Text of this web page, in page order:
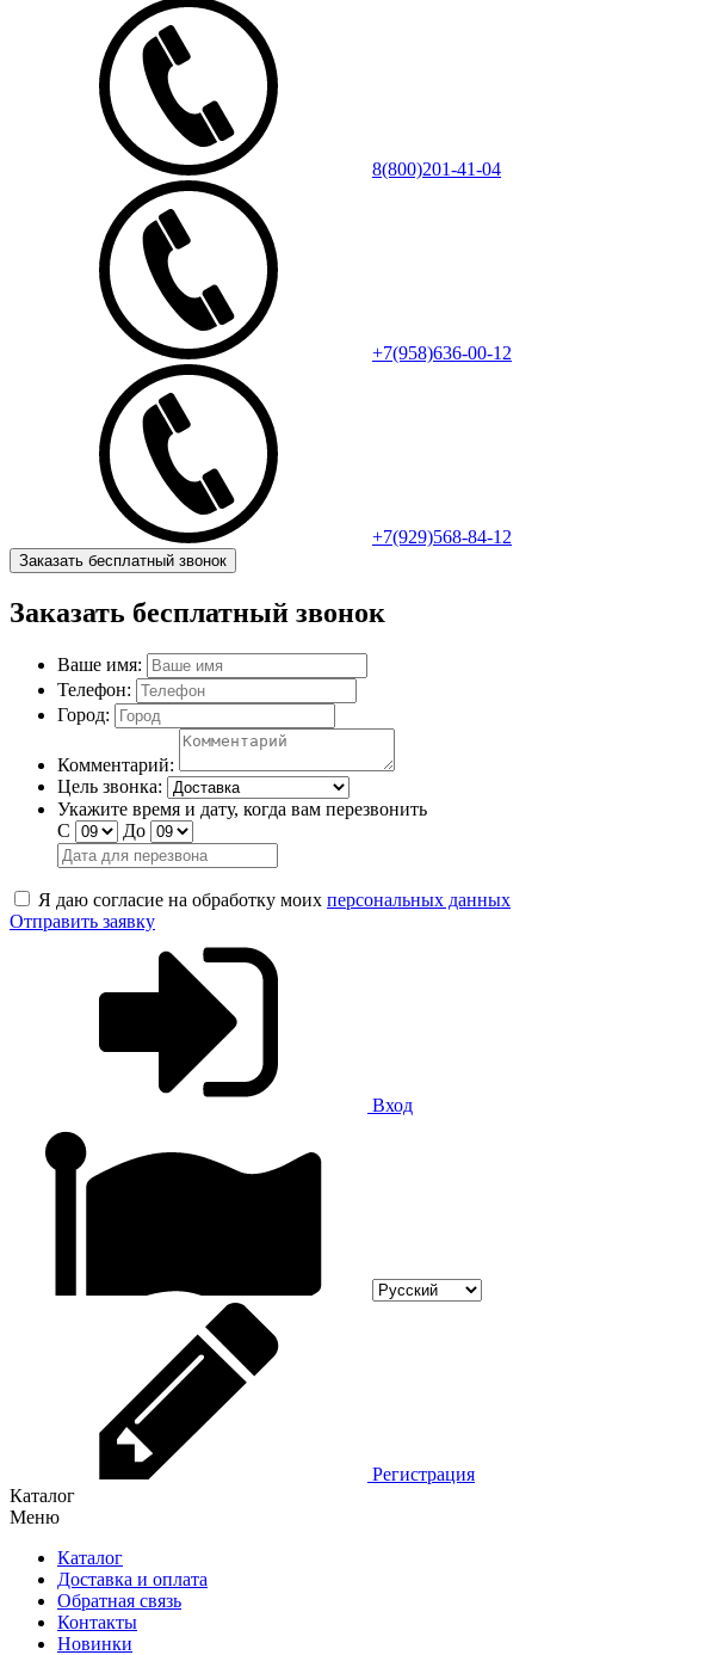
8(800)201-41-04
+7(958)636-00-12
+7(929)568-84-12
Заказать бесплатный звонок
Заказать бесплатный звонок
Ваше имя:
Телефон:
Город:
Комментарий:
Цель звонка:
Укажите время и дату, когда вам перезвонить
С
До
Я даю согласие на обработку моих персональных данных
Отправить заявку
Вход
Регистрация
Каталог
Меню
Каталог
Доставка и оплата
Обратная связь
Контакты
Новинки